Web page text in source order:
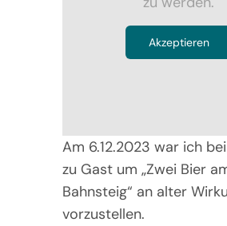
Akzeptieren
Am 6.12.2023 war ich
zu Gast um „Zwei Bier
Bahnsteig“ an alter
vorzustellen.